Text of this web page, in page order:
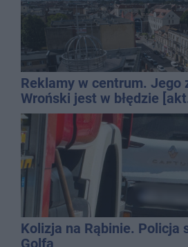
Reklamy w centrum. Jego
Wroński jest w błędzie
Kolizja na Rąbinie. Policja
Golfa